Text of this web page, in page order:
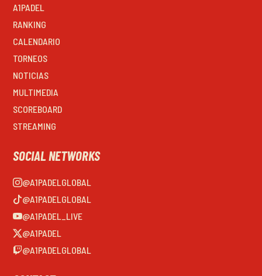
A1PADEL
RANKING
CALENDARIO
TORNEOS
NOTICIAS
MULTIMEDIA
SCOREBOARD
STREAMING
SOCIAL NETWORKS
@A1PADELGLOBAL
@A1PADELGLOBAL
@A1PADEL_LIVE
@A1PADEL
@A1PADELGLOBAL